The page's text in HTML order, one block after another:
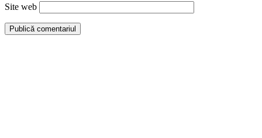
Site web